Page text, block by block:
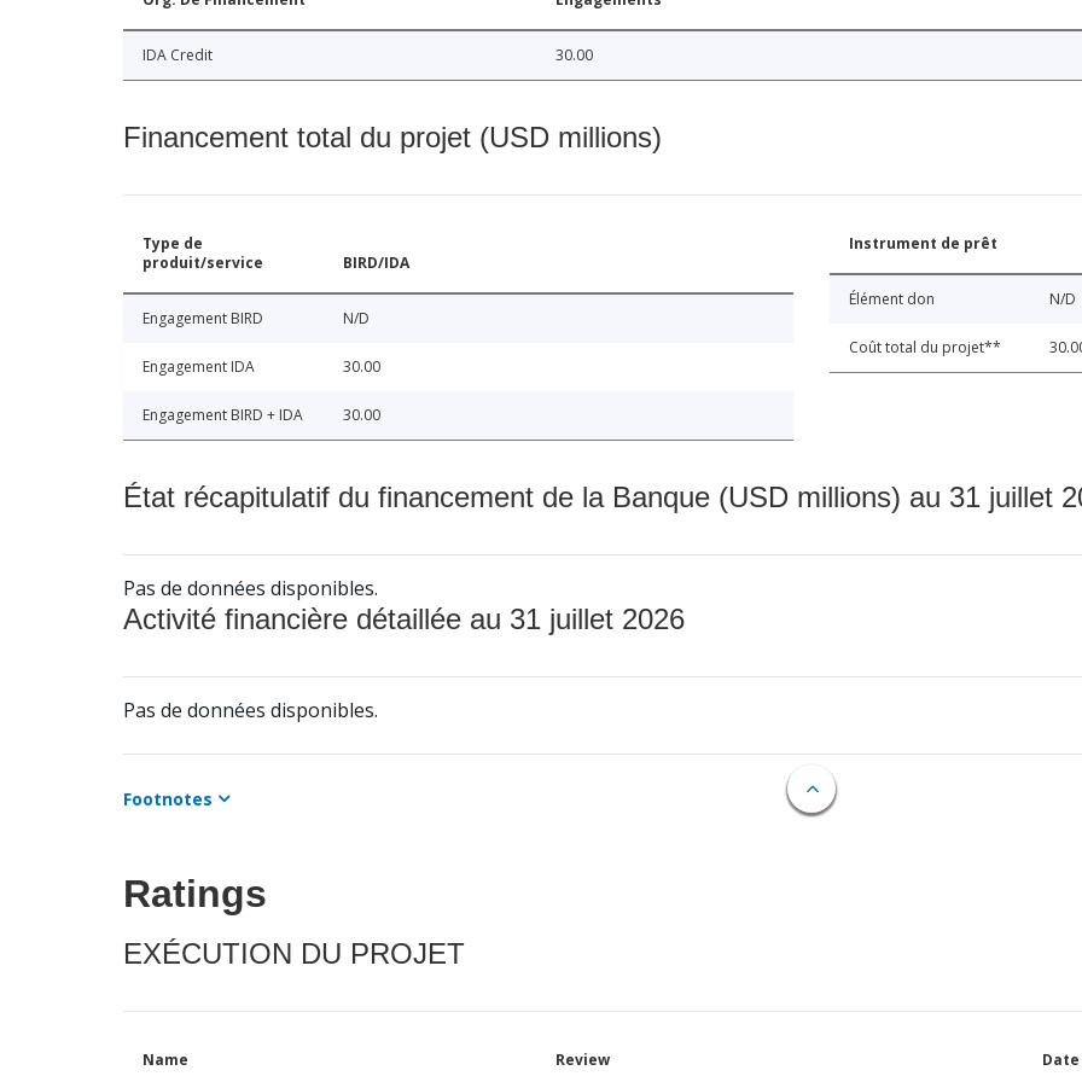
IDA Credit 30.00
Financement total du projet (USD millions)
Type de
produit/service
BIRD/IDA
Engagement BIRD N/D
Engagement IDA 30.00
Engagement BIRD + IDA 30.00
Instrument de prêt
Élément don N/D
Coût total du projet**
État récapitulatif du financement de la Banque (USD millions) au 31 juillet
Pas de données disponibles.
Activité financière détaillée au 31 juillet 2026
Pas de données disponibles.
Footnotes
Ratings
EXÉCUTION DU PROJET
Name Review Date